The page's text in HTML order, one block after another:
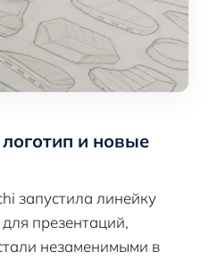
и новые
запустила линейку
презентаций,
незаменимыми в